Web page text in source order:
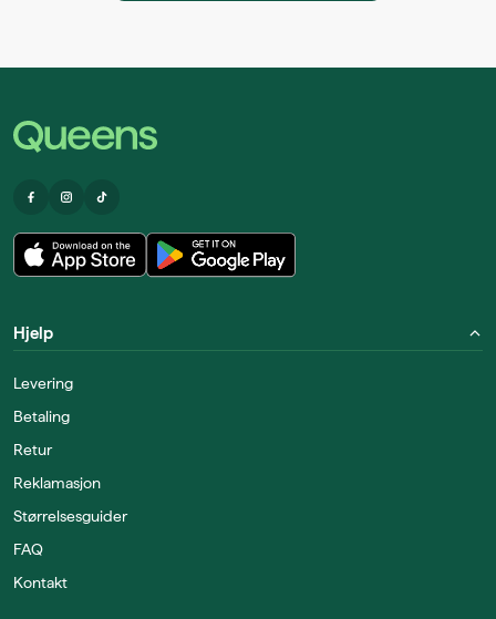
Hjelp
Levering
Betaling
Retur
Reklamasjon
Størrelsesguider
FAQ
Kontakt